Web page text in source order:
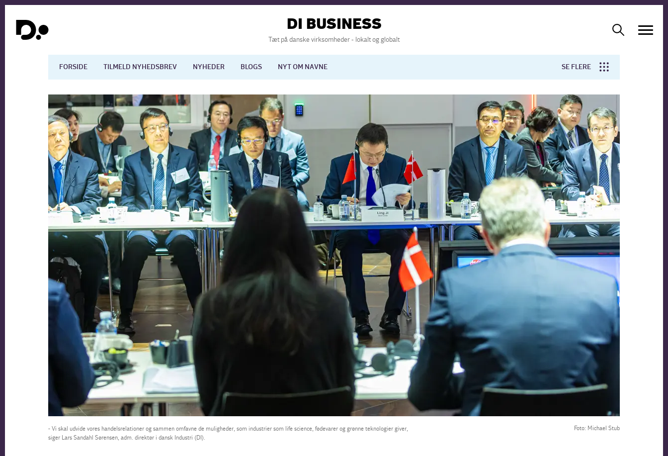
DI BUSINESS
Tæt på danske virksomheder - lokalt og globalt
FORSIDE TILMELD NYHEDSBREV NYHEDER BLOGS NYT OM NAVNE SE FLERE
Dansk økonomi Digitalisering Arbejdsmiljø
Arbejdsmarkedet Uddannelse Europapolitik Forskning
- Vi skal udvide vores handelsrelationer og sammen omfavne de muligheder, som industrier som life science, fødevarer og grønne teknologier giver,
siger Lars Sandahl Sørensen, adm. direktør i dansk Industri (DI).
Foto: Michael Stub